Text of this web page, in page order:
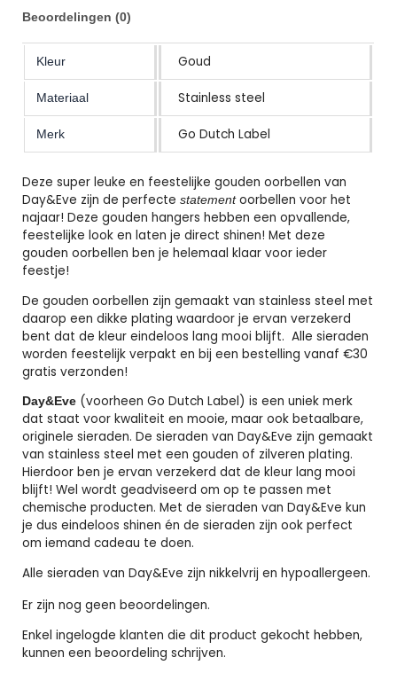
Beoordelingen (0)
Kleur Goud
Materiaal Stainless steel
Merk Go Dutch Label
Deze super leuke en feestelijke gouden oorbellen van
Day&Eve zijn de perfectestatementoorbellen voor het
najaar! Deze gouden hangers hebben een opvallende,
feestelijke look en laten je direct shinen! Met deze
gouden oorbellen ben je helemaal klaar voor ieder
feestje!
De gouden oorbellen zijn gemaakt van stainless steel met
daarop een dikke plating waardoor je ervan verzekerd
bent dat de kleur eindeloos lang mooi blijft. Alle sieraden
worden feestelijk verpakt en bij een bestelling vanaf €30
gratis verzonden!
Day&Eve (voorheen Go Dutch Label) is een uniek merk
dat staat voor kwaliteit en mooie, maar ook betaalbare,
originele sieraden. De sieraden van Day&Eve zijn gemaakt
van stainless steel met een gouden of zilveren plating.
Hierdoor ben je ervan verzekerd dat de kleur lang mooi
blijft! Wel wordt geadviseerd om op te passen met
chemische producten. Met de sieraden van Day&Eve kun
je dus eindeloos shinen én de sieraden zijn ook perfect
om iemand cadeau te doen.
Alle sieraden van Day&Eve zijn nikkelvrij en hypoallergeen.
Er zijn nog geen beoordelingen.
Enkel ingelogde klanten die dit product gekocht hebben,
kunnen een beoordeling schrijven.